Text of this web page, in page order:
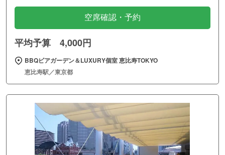
空席確認・予約
平均予算 4,000円
BBQビアガーデン＆LUXURY個室 恵比寿TOKYO
恵比寿駅／東京都